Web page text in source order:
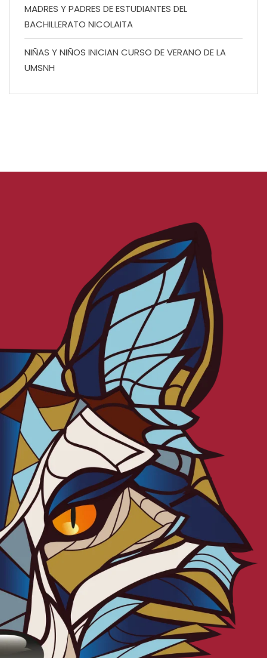
MADRES Y PADRES DE ESTUDIANTES DEL
BACHILLERATO NICOLAITA
NIÑAS Y NIÑOS INICIAN CURSO DE VERANO DE LA
UMSNH